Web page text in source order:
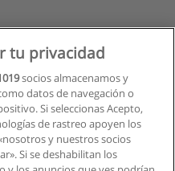
tu privacidad
socios almacenamos y
datos de navegación o
Si seleccionas Acepto,
de rastreo apoyen los
y nuestros socios
Si se deshabilitan los